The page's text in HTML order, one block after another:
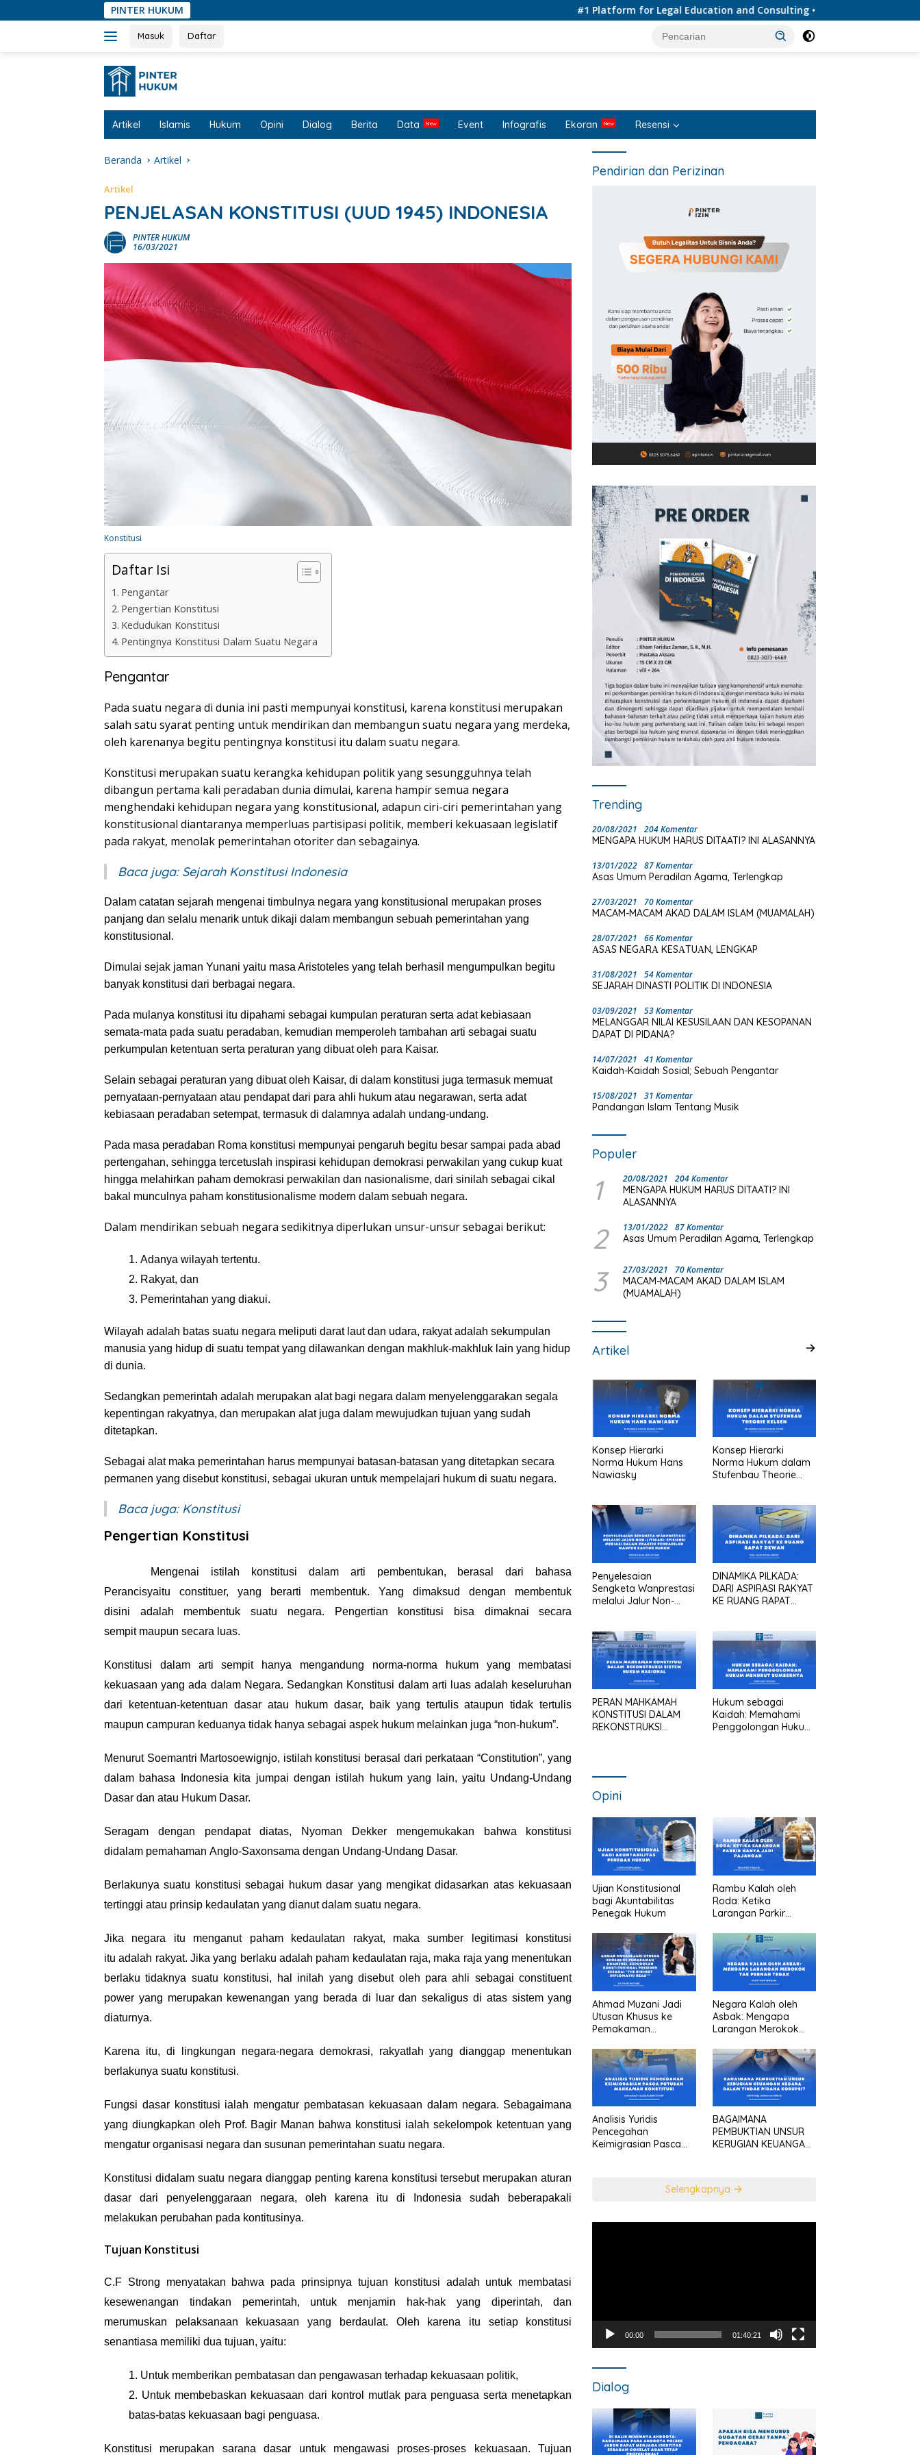
ke
PINTER HUKUM #1 Platform for Legal Education and Consulting • Penyedia Layanan Jasa
Masuk Daftar
Artikel Islamis Hukum Opini Dialog Berita Data Event Infografis Ekoran Resensi
Beranda Artikel
Artikel
PENJELASAN KONSTITUSI (UUD 1945) INDONESIA
PINTER HUKUM
16/03/2021
Konstitusi
Daftar Isi
Pengantar
Pengertian Konstitusi
Kedudukan Konstitusi
Pentingnya Konstitusi Dalam Suatu Negara
Pengantar
Pada suatu negara di dunia ini pasti mempunyai konstitusi, karena konstitusi merupakan
salah satu syarat penting untuk mendirikan dan membangun suatu negara yang merdeka,
oleh karenanya begitu pentingnya konstitusi itu dalam suatu negara.
Konstitusi merupakan suatu kerangka kehidupan politik yang sesungguhnya telah
dibangun pertama kali peradaban dunia dimulai, karena hampir semua negara
menghendaki kehidupan negara yang konstitusional, adapun ciri-ciri pemerintahan yang
konstitusional diantaranya memperluas partisipasi politik, memberi kekuasaan legislatif
pada rakyat, menolak pemerintahan otoriter dan sebagainya.
Baca juga: Sejarah Konstitusi Indonesia
Dalam catatan sejarah mengenai timbulnya negara yang konstitusional merupakan proses
panjang dan selalu menarik untuk dikaji dalam membangun sebuah pemerintahan yang
konstitusional.
Dimulai sejak jaman Yunani yaitu masa Aristoteles yang telah berhasil mengumpulkan begitu
banyak konstitusi dari berbagai negara.
Pada mulanya konstitusi itu dipahami sebagai kumpulan peraturan serta adat kebiasaan
semata-mata pada suatu peradaban, kemudian memperoleh tambahan arti sebagai suatu
perkumpulan ketentuan serta peraturan yang dibuat oleh para Kaisar.
Selain sebagai peraturan yang dibuat oleh Kaisar, di dalam konstitusi juga termasuk memuat
pernyataan-pernyataan atau pendapat dari para ahli hukum atau negarawan, serta adat
kebiasaan peradaban setempat, termasuk di dalamnya adalah undang-undang.
Pada masa peradaban Roma konstitusi mempunyai pengaruh begitu besar sampai pada abad
pertengahan, sehingga tercetuslah inspirasi kehidupan demokrasi perwakilan yang cukup kuat
hingga melahirkan paham demokrasi perwakilan dan nasionalisme, dari sinilah sebagai cikal
bakal munculnya paham konstitusionalisme modern dalam sebuah negara.
Dalam mendirikan sebuah negara sedikitnya diperlukan unsur-unsur sebagai berikut:
1. Adanya wilayah tertentu.
2. Rakyat, dan
3. Pemerintahan yang diakui.
Wilayah adalah batas suatu negara meliputi darat laut dan udara, rakyat adalah sekumpulan
manusia yang hidup di suatu tempat yang dilawankan dengan makhluk-makhluk lain yang hidup
di dunia.
Sedangkan pemerintah adalah merupakan alat bagi negara dalam menyelenggarakan segala
kepentingan rakyatnya, dan merupakan alat juga dalam mewujudkan tujuan yang sudah
ditetapkan.
Sebagai alat maka pemerintahan harus mempunyai batasan-batasan yang ditetapkan secara
permanen yang disebut konstitusi, sebagai ukuran untuk mempelajari hukum di suatu negara.
Baca juga: Konstitusi
Pengertian Konstitusi
Mengenai istilah konstitusi dalam arti pembentukan, berasal dari bahasa
Perancisyaitu
constituer, yang berarti membentuk. Yang dimaksud dengan membentuk
disini
adalah membentuk suatu negara.
Pengertian konstitusi bisa dimaknai secara
sempit maupun secara luas.
Konstitusi dalam arti sempit hanya mengandung norma-norma
hukum yang membatasi
kekuasaan yang ada dalam Negara. Sedangkan Konstitusi dalam arti luas adalah keseluruhan
dari ketentuan-ketentuan dasar atau hukum dasar,
baik yang tertulis ataupun tidak tertulis
maupun campuran keduanya tidak hanya sebagai aspek hukum melainkan juga “non-hukum”.
Menurut Soemantri Martosoewignjo, istilah konstitusi berasal dari perkataan “Constitution”, yang
dalam bahasa Indonesia kita jumpai dengan istilah hukumyang l ain, yaitu Undang-Undang
Dasar dan atau Hukum Dasar.
Seragam dengan
pendapat diatas, Nyoman Dekker mengemukakan bahwa konstitusi
didalam pemahaman Anglo-Saxonsama dengan Undang-Undang Dasar.
Berlakunya suatu konstitusi sebagai hukum dasar yang mengikat didasarkan atas kekuasaan
tertinggi atau prinsip kedaulatan yang dianut dalam suatu negara.
Jika
negara itu menganut paham kedaulatan rakyat, maka sumber legitimasi konstitusi
itu adalah rakyat. Jika yang berlaku adalah paham kedaulatan raja, maka raja yang menentukan
berlaku tidaknya suatu konstitusi, hal inilah yang disebut oleh para ahli sebagaiconstituent
power yang merupakan kewenangan yang berada di luar dan sekaligus di atas sistem yang
diaturnya.
Karena itu, di lingkungan negara-negara demokrasi, rakyatlah yang dianggap menentukan
berlakunya suatu konstitusi.
Fungsi dasar konstitusi ialah mengatur pembatasan kekuasaan dalam negara. Sebagaimana
yang diungkapkan oleh Prof. Bagir Manan bahwa konstitusi ialah sekelompok ketentuan yang
mengatur organisasi negara dan susunan pemerintahan suatu negara.
Konstitusi didalam suatu negara dianggap penting karena konstitusi tersebut merupakan aturan
dasar dari penyelenggaraan negara, oleh karena itu di Indonesia
sudah beberapakali
melakukan perubahan pada kontitusinya.
Tujuan Konstitusi
C.F Strong menyatakan bahwa pada prinsipnya tujuan konstitusi adalah untuk membatasi
kesewenangan tindakan pemerintah, untuk menjamin hak-hak yang
diperintah, dan
merumuskan pelaksanaan kekuasaan yang berdaulat. Oleh karena itu
setiap konstitusi
senantiasa memiliki dua tujuan, yaitu:
1. Untuk memberikan pembatasan dan pengawasan terhadap kekuasaan politik,
2. Untuk membebaskan kekuasaan dari kontrol mutlak para penguasa serta menetapkan
batas-batas kekuasaan bagi penguasa.
Konstitusi merupakan sarana dasar untuk mengawasi proses-proses kekuasaan. Tujuan
Pendirian dan Perizinan
Trending
20/08/2021 204 Komentar
MENGAPA HUKUM HARUS DITAATI? INI ALASANNYA
13/01/2022 87 Komentar
Asas Umum Peradilan Agama, Terlengkap
27/03/2021 70 Komentar
MACAM-MACAM AKAD DALAM ISLAM (MUAMALAH)
28/07/2021 66 Komentar
ΑSΑS NEGΑRΑ KESΑTUΑN, LENGKAP
31/08/2021 54 Komentar
SEJARAH DINASTI POLITIK DI INDONESIA
03/09/2021 53 Komentar
MELANGGAR NILAI KESUSILAAN DAN KESOPANAN
DAPAT DI PIDANA?
14/07/2021 41 Komentar
Kaidah-Kaidah Sosial; Sebuah Pengantar
15/08/2021 31 Komentar
Pandangan Islam Tentang Musik
Populer
1 20/08/2021 204 Komentar
MENGAPA HUKUM HARUS DITAATI? INI
ALASANNYA
2 13/01/2022 87 Komentar
Asas Umum Peradilan Agama, Terlengkap
3 27/03/2021 70 Komentar
MACAM-MACAM AKAD DALAM ISLAM
(MUAMALAH)
Artikel
Konsep Hierarki
Norma Hukum Hans
Nawiasky
Konsep Hierarki
Norma Hukum dalam
Stufenbau Theorie
Penyelesaian
Sengketa Wanprestasi
melalui Jalur Non-
Pengadilan Maupun
Kantor Hukum
DINAMIKA PILKADA:
DARI ASPIRASI RAKYAT
KE RUANG RAPAT
PERAN MAHKAMAH
KONSTITUSI DALAM
REKONSTRUKSI
Hukum sebagai
Kaidah: Memahami
Penggolongan Hukum
Opini
Ujian Konstitusional
bagi Akuntabilitas
Penegak Hukum
Rambu Kalah oleh
Roda: Ketika
Larangan Parkir
Ahmad Muzani Jadi
Utusan Khusus ke
Pemakaman
konstitusional
Presiden sebagai “the
highest diplomatic
head””
Negara Kalah oleh
Asbak: Mengapa
Larangan Merokok
Analisis Yuridis
Pencegahan
Keimigrasian Pasca
BAGAIMANA
PEMBUKTIAN UNSUR
KERUGIAN KEUANGAN
Selengkapnya
00:00 01:40:21
Dialog